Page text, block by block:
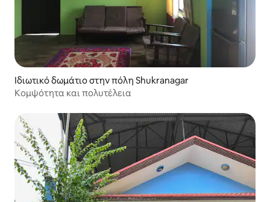
Ιδιωτικό δωμάτιο στην πόλη Shukranagar
Κομψότητα και πολυτέλεια